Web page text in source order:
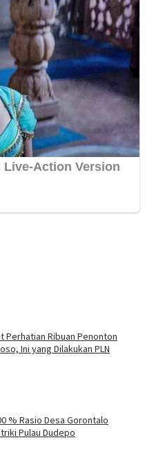
Perhatian Ribuan Penonton
Ini yang Dilakukan PLN
% Rasio Desa Gorontalo
Pulau Dudepo